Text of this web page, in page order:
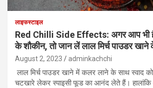
लाइफस्टाइल
Red Chilli Side Effects: अगर आप भी
के शौकीन, तो जान लें लाल मिर्च पाउडर
August 2, 2023 adminkachchi
लाल मिर्च पाउडर खाने में कलर लाने के साथ स्वाद
चटखारे लेकर स्पाइसी फूड का आनंद लेते हैं। हालांकि